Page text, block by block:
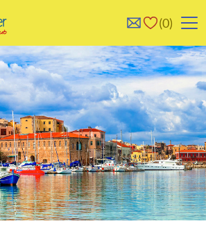
0
deiner
Keine Reisen auf der
Merkliste